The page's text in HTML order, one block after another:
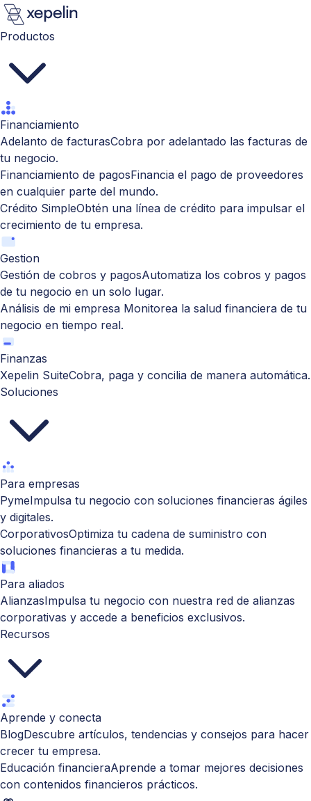
Productos
Financiamiento
Adelanto de facturasCobra por adelantado las facturas de
tu negocio.
Financiamiento de pagosFinancia el pago de proveedores
en cualquier parte del mundo.
Crédito SimpleObtén una línea de crédito para impulsar el
crecimiento de tu empresa.
Gestion
Gestión de cobros y pagosAutomatiza los cobros y pagos
de tu negocio en un solo lugar.
Análisis de mi empresa Monitorea la salud financiera de tu
negocio en tiempo real.
Finanzas
Xepelin SuiteCobra, paga y concilia de manera automática.
Soluciones
Para empresas
PymeImpulsa tu negocio con soluciones financieras ágiles
y digitales.
CorporativosOptimiza tu cadena de suministro con
soluciones financieras a tu medida.
Para aliados
AlianzasImpulsa tu negocio con nuestra red de alianzas
corporativas y accede a beneficios exclusivos.
Recursos
Aprende y conecta
BlogDescubre artículos, tendencias y consejos para hacer
crecer tu empresa.
Educación financieraAprende a tomar mejores decisiones
con contenidos financieros prácticos.